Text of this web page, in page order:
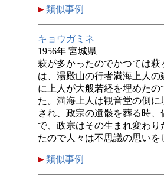
類似事例
キョウガミネ
1956年 宮城県
萩が多かったのでかつては
は、湯殿山の行者満海上人
に上人が大般若経を埋めた
た。満海上人は観音堂の側
され、政宗の遺骸を葬る時
で、政宗はその生まれ変わ
たので人々は不思議の思いを
類似事例